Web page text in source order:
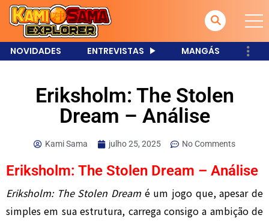
NOVIDADES ENTREVISTAS MANGÁS
Eriksholm: The Stolen
Dream – Análise
Kami Sama julho 25, 2025 No Comments
Eriksholm: The Stolen Dream – Análise
Eriksholm: The Stolen Dream é um jogo que, apesar de
simples em sua estrutura, carrega consigo a ambição de